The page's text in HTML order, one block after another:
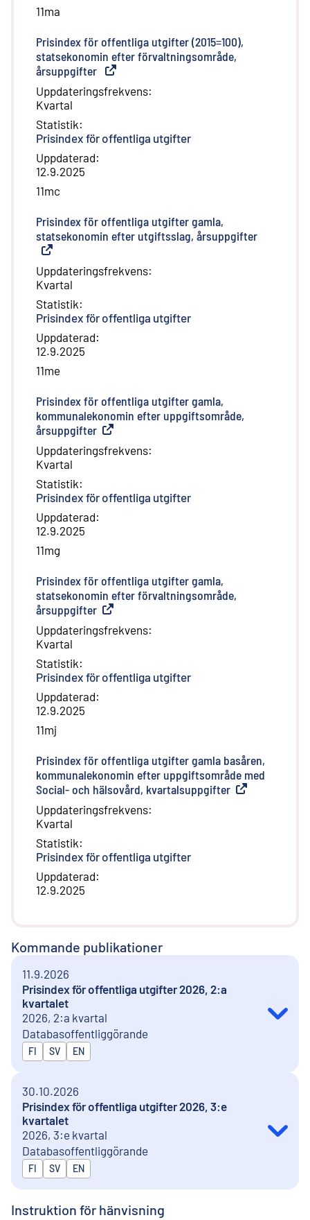
11ma
Prisindex för offentliga utgifter (2015=100),
statsekonomin efter förvaltningsområde,
årsuppgifter Extern länk
Uppdateringsfrekvens:
Kvartal
Statistik:
Prisindex för offentliga utgifter
Uppdaterad:
12.9.2025
11mc
Prisindex för offentliga utgifter gamla,
statsekonomin efter utgiftsslag, årsuppgifter
Uppdateringsfrekvens:
Kvartal
Statistik:
Prisindex för offentliga utgifter
Uppdaterad:
12.9.2025
11me
Prisindex för offentliga utgifter gamla,
kommunalekonomin efter uppgiftsområde,
årsuppgifter Extern länk
Uppdateringsfrekvens:
Kvartal
Statistik:
Prisindex för offentliga utgifter
Uppdaterad:
12.9.2025
11mg
Prisindex för offentliga utgifter gamla,
statsekonomin efter förvaltningsområde,
årsuppgifter Extern länk
Uppdateringsfrekvens:
Kvartal
Statistik:
Prisindex för offentliga utgifter
Uppdaterad:
12.9.2025
11mj
Prisindex för offentliga utgifter gamla basåren,
kommunalekonomin efter uppgiftsområde med
Social- och hälsovård, kvartalsuppgifter Extern länk
Uppdateringsfrekvens:
Kvartal
Statistik:
Prisindex för offentliga utgifter
Uppdaterad:
12.9.2025
Kommande publikationer
11.9.2026
Prisindex för offentliga utgifter 2026, 2:a
kvartalet
2026, 2:a kvartal
Databasoffentliggörande
Publiceras på
FI SV EN
30.10.2026
Prisindex för offentliga utgifter 2026, 3:e
kvartalet
2026, 3:e kvartal
Databasoffentliggörande
Publiceras på
FI SV EN
Instruktion för hänvisning